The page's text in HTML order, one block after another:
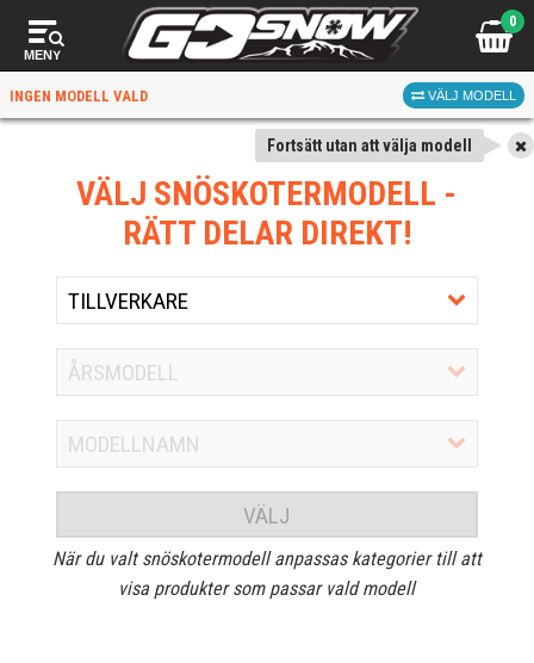
MENY
0
INGEN MODELL VALD VÄLJ MODELL
Fortsätt utan att välja modell
VÄLJ SNÖSKOTERMODELL -
RÄTT DELAR DIREKT!
VÄLJ
När du valt snöskotermodell anpassas kategorier till att
visa produkter som passar vald modell